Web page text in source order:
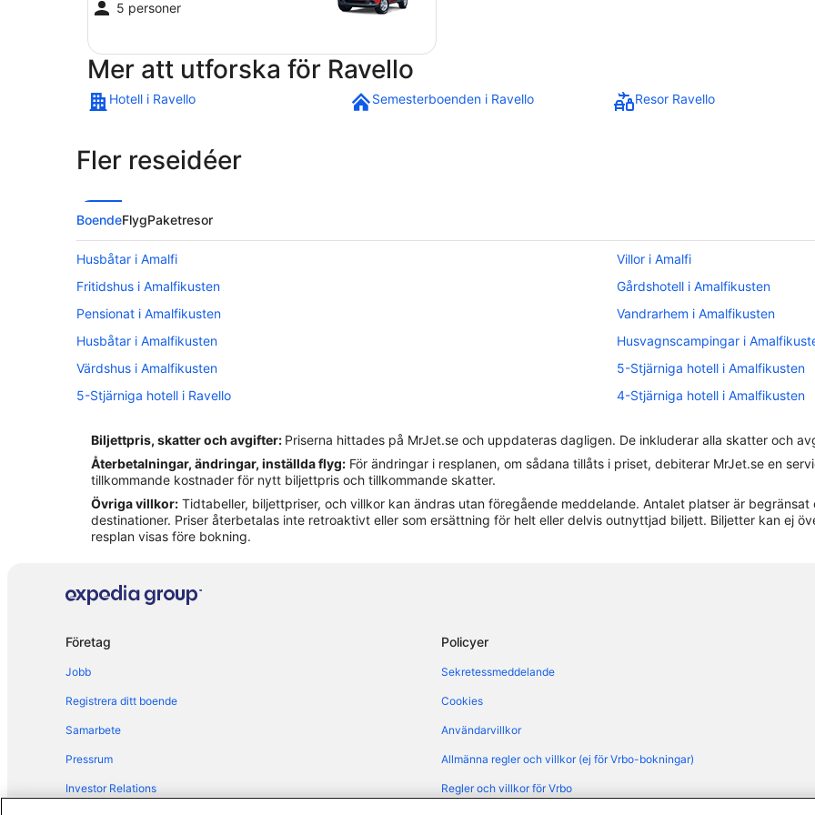
5 personer
Mer att utforska för Ravello
Hotell i Ravello Semesterboenden i Ravello Resor Ravello
Fler reseidéer
BoendeFlygPaketresor
Husbåtar i Amalfi
Villor i Amalfi
Fritidshus i Amalfikusten
Gårdshotell i Amalfikusten
Pensionat i Amalfikusten
Vandrarhem i Amalfikusten
Husbåtar i Amalfikusten
Husvagnscampingar i
Värdshus i Amalfikusten
5-Stjärniga hotell i Amalfikusten
5-Stjärniga hotell i Ravello
4-Stjärniga hotell i Amalfikusten
Hotell i Cava de' Tirreni
Hotell i Conca dei Marini
Hotell i Maiori
Hotell i Positano
Hotell i Praiano
Hotell i Ravello
Hotell i San Cosma
Hotell i Vietri sul Mare
Biljettpris, skatter och avgifter: Priserna hittades på MrJet.se och uppdateras dagligen. De inkluderar alla skatter och
Återbetalningar, ändringar, inställda flyg: För ändringar i resplanen, om sådana tillåts i priset, debiterar MrJet.se en
tillkommande kostnader för nytt biljettpris och tillkommande skatter.
Övriga villkor: Tidtabeller, biljettpriser, och villkor kan ändras utan föregående meddelande. Antalet platser är
destinationer. Priser återbetalas inte retroaktivt eller som ersättning för helt eller delvis outnyttjad biljett. Biljetter kan ej
resplan visas före bokning.
Företag
Jobb
Registrera ditt boende
Samarbete
Pressrum
Investor Relations
Policyer
Sekretessmeddelande
Cookies
Användarvillkor
Allmänna regler och villkor (ej för Vrbo-bokningar)
Regler och villkor för Vrbo